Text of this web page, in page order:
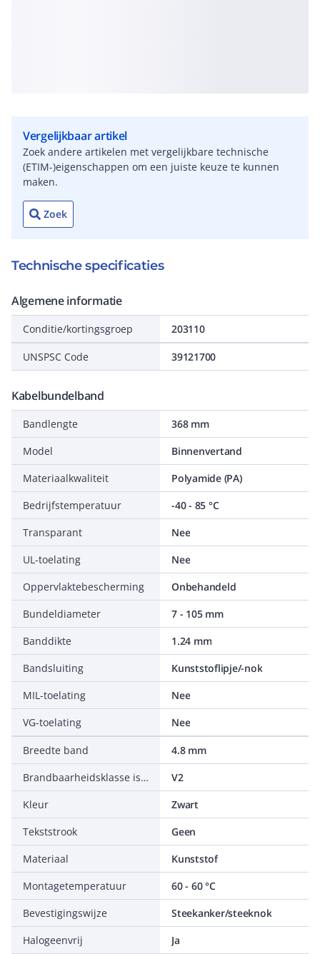
Vergelijkbaar artikel
Zoek andere artikelen met vergelijkbare technische
(ETIM-)eigenschappen om een juiste keuze te kunnen
maken.
Zoek
Technische specificaties
Algemene informatie
Conditie/kortingsgroep 203110
UNSPSC Code 39121700
Kabelbundelband
Bandlengte
368 mm
Model
Binnenvertand
Materiaalkwaliteit
Polyamide (PA)
Bedrijfstemperatuur
-40 - 85 °C
Transparant
Nee
UL-toelating
Nee
Oppervlaktebescherming
Onbehandeld
Bundeldiameter
7 - 105 mm
Banddikte
1.24 mm
Bandsluiting
Kunststoflipje/-nok
MIL-toelating
Nee
VG-toelating
Nee
Breedte band
4.8 mm
Brandbaarheidsklasse isolatiemateriaal conform UL 94
V2
Kleur
Zwart
Tekststrook
Geen
Materiaal
Kunststof
Montagetemperatuur
60 - 60 °C
Bevestigingswijze
Steekanker/steeknok
Halogeenvrij
Ja